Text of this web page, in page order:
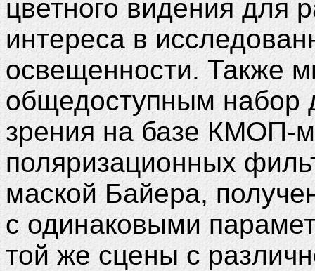
цветного видения для
интереса в
освещенности. Также
общедоступным набор
зрения на базе КМОП-
поляризационных
маской Байера,
с одинаковыми
той же сцены с